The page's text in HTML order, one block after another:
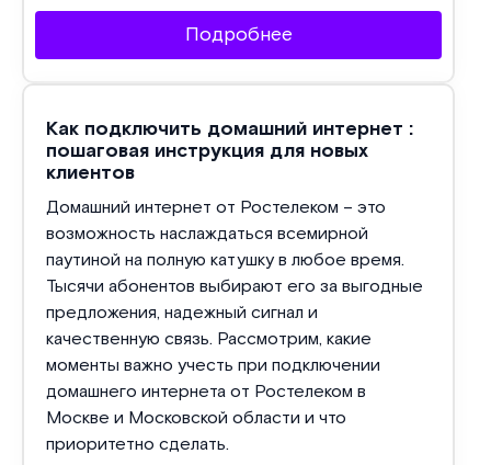
Подробнее
Как подключить домашний интернет :
пошаговая инструкция для новых
клиентов
Домашний интернет от Ростелеком – это
возможность наслаждаться всемирной
паутиной на полную катушку в любое время.
Тысячи абонентов выбирают его за выгодные
предложения, надежный сигнал и
качественную связь. Рассмотрим, какие
моменты важно учесть при подключении
домашнего интернета от Ростелеком в
Москве и Московской области и что
приоритетно сделать.